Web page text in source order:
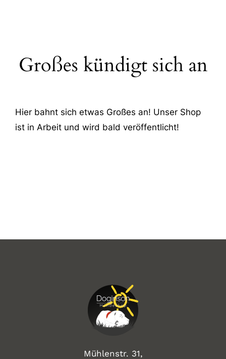
Großes kündigt sich an
Hier bahnt sich etwas Großes an! Unser Shop
ist in Arbeit und wird bald veröffentlicht!
Mühlenstr. 31,